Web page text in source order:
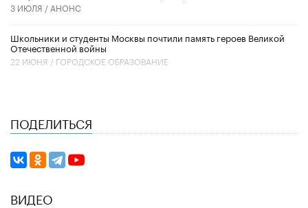
3 ИЮЛЯ / АНОНС
Школьники и студенты Москвы почтили память героев Великой
Отечественной войны
22 ИЮНЯ / ГОРОДСКОЕ ОБРАЗОВАНИЕ
ПОДЕЛИТЬСЯ
ВИДЕО